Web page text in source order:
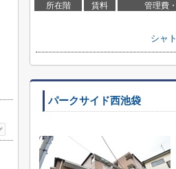
所在階 賃料 管理費
シャ
パークサイド西池袋